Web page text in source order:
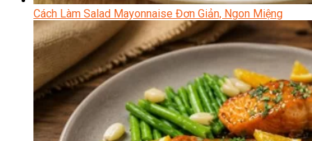
Cách Làm Salad Mayonnaise Đơn Giản, Ngon Miệng